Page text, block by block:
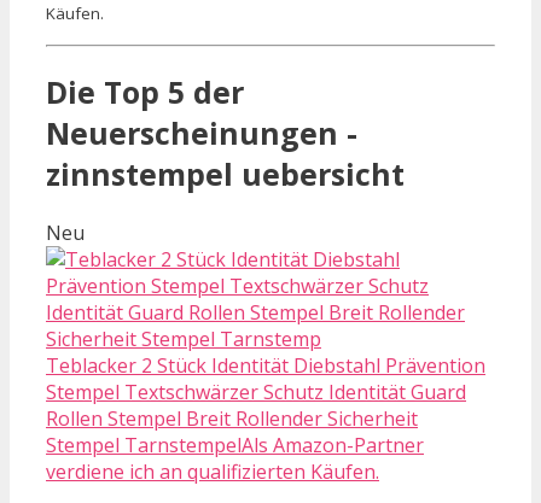
Käufen.
Die Top 5 der
Neuerscheinungen -
zinnstempel uebersicht
Neu
Teblacker 2 Stück Identität Diebstahl Prävention
Stempel Textschwärzer Schutz Identität Guard
Rollen Stempel Breit Rollender Sicherheit
Stempel TarnstempelAls Amazon-Partner
verdiene ich an qualifizierten Käufen.